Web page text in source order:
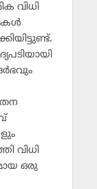
വിധി
വിധി
ഒരു